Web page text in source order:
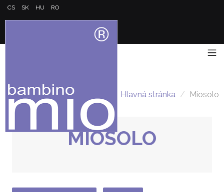
CS SK HU RO
Hlavná stránka / Miosolo
MIOSOLO